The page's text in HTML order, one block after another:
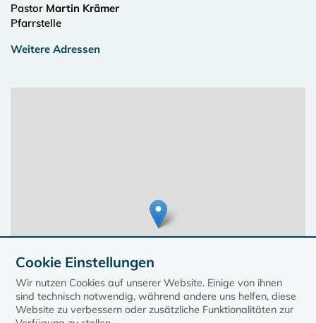
Pastor Martin Krämer
Pfarrstelle
Weitere Adressen
Cookie Einstellungen
Wir nutzen Cookies auf unserer Website. Einige von ihnen
sind technisch notwendig, während andere uns helfen, diese
Website zu verbessern oder zusätzliche Funktionalitäten zur